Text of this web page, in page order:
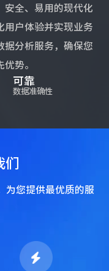
安全、易用的现代化
用户体验并实现业务
据分析服务，确保您
势。​
可靠
数据准确性
们
为您提供最优质的服